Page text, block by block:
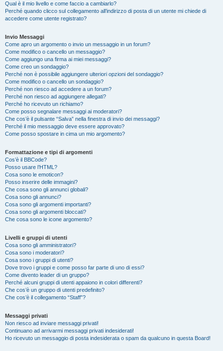
Qual è il mio livello e come faccio a cambiarlo?
Perché quando clicco sul collegamento all’indirizzo di posta di un utente mi chiede di
accedere come utente registrato?
Invio Messaggi
Come apro un argomento o invio un messaggio in un forum?
Come modifico o cancello un messaggio?
Come aggiungo una firma ai miei messaggi?
Come creo un sondaggio?
Perché non è possibile aggiungere ulteriori opzioni del sondaggio?
Come modifico o cancello un sondaggio?
Perché non riesco ad accedere a un forum?
Perché non riesco ad aggiungere allegati?
Perché ho ricevuto un richiamo?
Come posso segnalare messaggi ai moderatori?
Che cos’è il pulsante “Salva” nella finestra di invio dei messaggi?
Perché il mio messaggio deve essere approvato?
Come posso spostare in cima un mio argomento?
Formattazione e tipi di argomenti
Cos’è il BBCode?
Posso usare l’HTML?
Cosa sono le emoticon?
Posso inserire delle immagini?
Che cosa sono gli annunci globali?
Cosa sono gli annunci?
Cosa sono gli argomenti importanti?
Cosa sono gli argomenti bloccati?
Che cosa sono le icone argomento?
Livelli e gruppi di utenti
Cosa sono gli amministratori?
Cosa sono i moderatori?
Cosa sono i gruppi di utenti?
Dove trovo i gruppi e come posso far parte di uno di essi?
Come divento leader di un gruppo?
Perché alcuni gruppi di utenti appaiono in colori differenti?
Che cos’è un gruppo di utenti predefinito?
Che cos’è il collegamento “Staff”?
Messaggi privati
Non riesco ad inviare messaggi privati!
Continuano ad arrivarmi messaggi privati indesiderati!
Ho ricevuto un messaggio di posta indesiderata o spam da qualcuno in questa Board!